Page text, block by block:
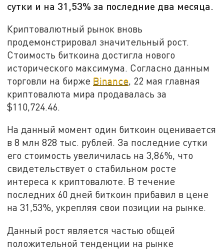
сутки и на 31,53% за последние два месяца.
Криптовалютный рынок вновь
продемонстрировал значительный рост.
Стоимость биткоина достигла нового
исторического максимума. Согласно данным
торговли на бирже Binance, 22 мая главная
криптовалюта мира продавалась за
$110,724.46.
На данный момент один биткоин оценивается
в 8 млн 828 тыс. рублей. За последние сутки
его стоимость увеличилась на 3,86%, что
свидетельствует о стабильном росте
интереса к криптовалюте. В течение
последних 60 дней биткоин прибавил в цене
на 31,53%, укрепляя свои позиции на рынке.
Данный рост является частью общей
положительной тенденции на рынке